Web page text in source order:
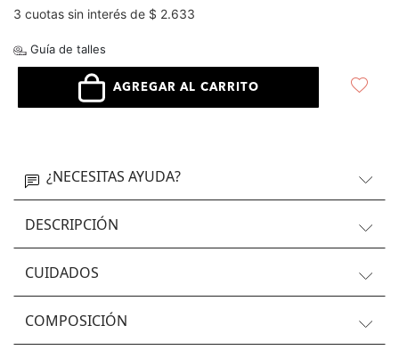
3 cuotas sin interés de $ 2.633
Guía de talles
AGREGAR AL CARRITO
¿NECESITAS AYUDA?
DESCRIPCIÓN
CUIDADOS
COMPOSICIÓN